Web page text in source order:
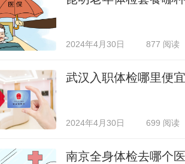
2024年4月30日 877 阅读
武汉入职体检哪里便
2024年4月30日 699 阅读
南京全身体检去哪个